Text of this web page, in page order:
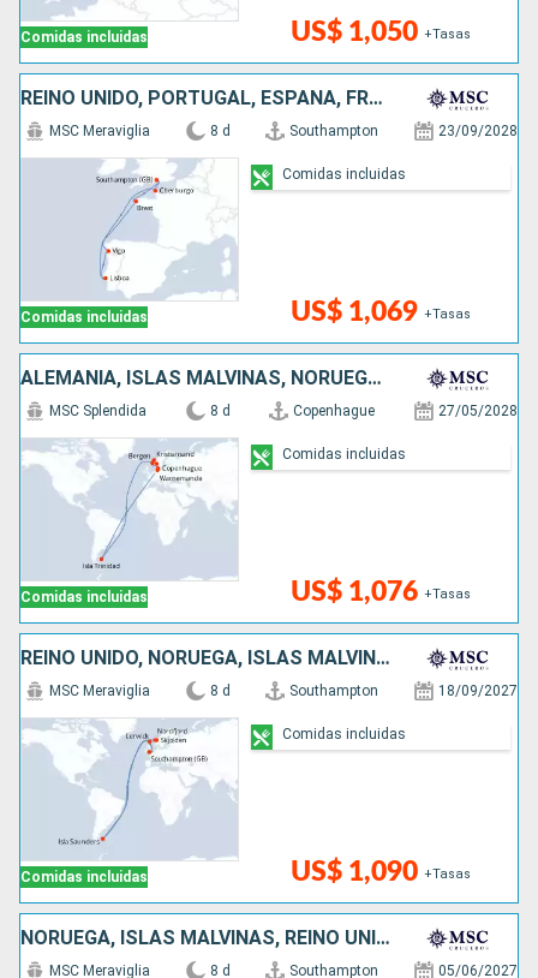
Comidas incluidas US$ 1,050 +Tasas
REINO UNIDO, PORTUGAL, ESPAÑA, FRANCIA
Comidas incluidas
MSC Meraviglia 8 d Southampton 23/09/2028
US$ 1,069 +Tasas
Comidas incluidas
ALEMANIA, ISLAS MALVINAS, NORUEGA, DINAMARCA
Comidas incluidas
MSC Splendida 8 d Copenhague 27/05/2028
US$ 1,076 +Tasas
Comidas incluidas
REINO UNIDO, NORUEGA, ISLAS MALVINAS
Comidas incluidas
MSC Meraviglia 8 d Southampton 18/09/2027
US$ 1,090 +Tasas
Comidas incluidas
NORUEGA, ISLAS MALVINAS, REINO UNIDO
MSC Meraviglia 8 d Southampton 05/06/2027